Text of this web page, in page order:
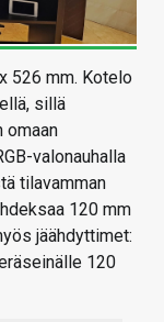
526 mm. Kotelo
sillä
omaan
valonauhalla
tilavamman
120 mm
jäähdyttimet:
120